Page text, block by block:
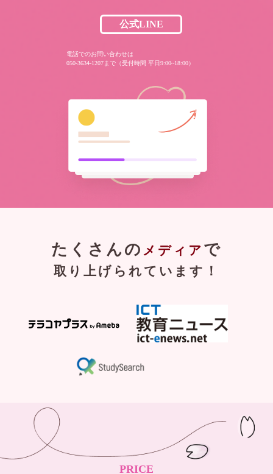
公式LINE
電話でのお問い合わせは
050-3634-1207まで（受付時間 平日9:00~18:00）
たくさんの メディア で
取り上げられています！
PRICE